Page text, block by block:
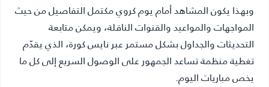
وبهذا يكون المشاهد أمام يوم كروي مكتمل التفاصيل من حيث
المواجهات والمواعيد والقنوات الناقلة، ويمكن متابعة
التحديثات والجداول بشكل مستمر عبر نايس كورة، الذي يقدّم
تغطية منظمة تساعد الجمهور على الوصول السريع إلى كل ما
يخص مباريات اليوم.